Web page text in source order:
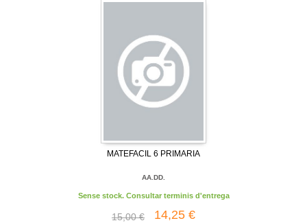
MATEFACIL 6 PRIMARIA
AA.DD.
Sense stock. Consultar terminis d'entrega
15,00 € 14,25 €